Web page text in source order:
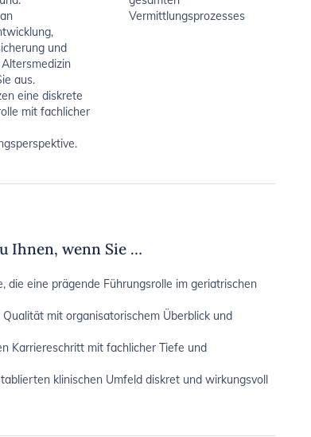
und
aus.
eine diskrete
mit fachlicher
Vermittlungsprozesses
Ihnen, wenn Sie …
eine prägende Führungsrolle im geriatrischen
mit organisatorischem Überblick und
Karriereschritt mit fachlicher Tiefe und
klinischen Umfeld diskret und wirkungsvoll